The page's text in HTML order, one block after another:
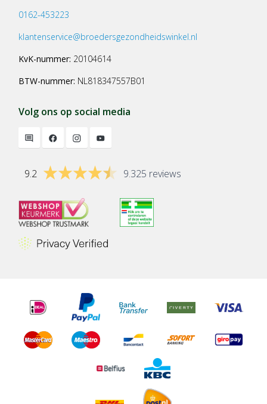
0162-453223
klantenservice@broedersgezondheidswinkel.nl
KvK-nummer: 20104614
BTW-nummer: NL818347557B01
Volg ons op social media
9.2 9.325 reviews